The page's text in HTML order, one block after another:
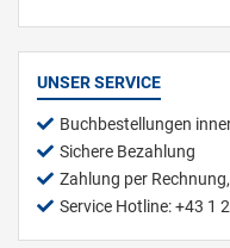
UNSER SERVICE
Buchbestellungen
Sichere Bezahlung
Zahlung per
Service Hotline: +43 1